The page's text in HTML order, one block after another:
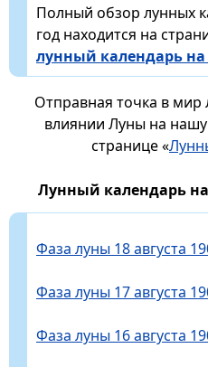
Полный обзор лунных
год находится на
лунный календарь на
Отправная точка в мир
влиянии Луны на
странице «
Лунный календарь
Фаза луны 18 августа
Фаза луны 17 августа
Фаза луны 16 августа